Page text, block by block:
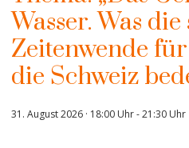
Wasser. Was
Zeitenwende
die Schweiz
31. August 2026 · 18:00 Uhr-21:30 Uhr